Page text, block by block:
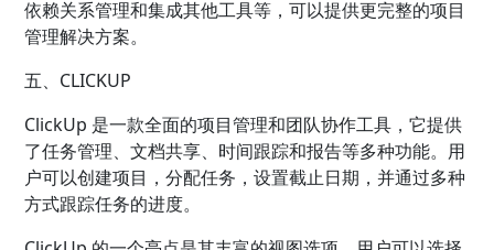
依赖关系管理和集成其他工具等，可以提供更完整的项目
管理解决方案。
五、CLICKUP
ClickUp 是一款全面的项目管理和团队协作工具，它提供
了任务管理、文档共享、时间跟踪和报告等多种功能。用
户可以创建项目，分配任务，设置截止日期，并通过多种
方式跟踪任务的进度。